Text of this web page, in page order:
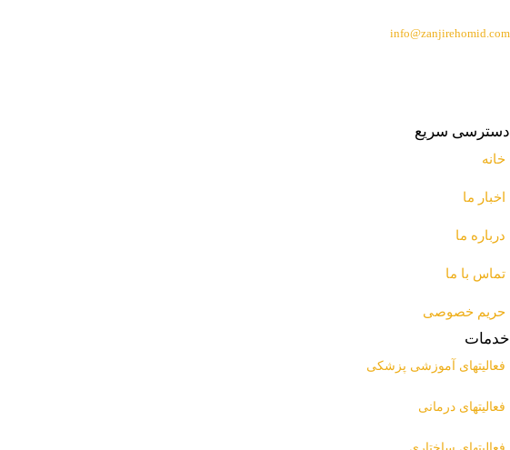
info@zanjirehomid.com
دسترسی سریع
خانه
اخبار ما
درباره ما
تماس با ما
حریم خصوصی
خدمات
فعالیتهای آموزشی پزشکی
فعالیتهای درمانی